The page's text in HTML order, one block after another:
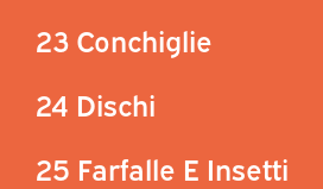
23 Conchiglie
24 Dischi
25 Farfalle E Insetti